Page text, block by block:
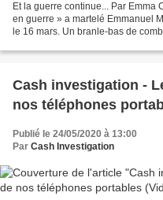
Et la guerre continue... Par Emma
en guerre » a martelé Emmanuel
le 16 mars. Un branle-bas de
Cash investigation -
nos téléphones
Publié le 24/05/2020 à 13:00
Par Cash Investigation